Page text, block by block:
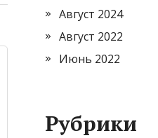
Август 2024
Август 2022
Июнь 2022
Рубрики